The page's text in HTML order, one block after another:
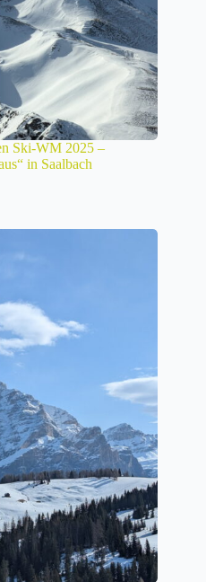
Ski-WM 2025 –
in Saalbach